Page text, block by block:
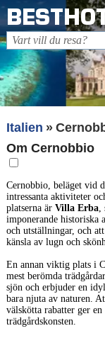
Italien
Om Cernobbio
Cernobbio, beläget vid
intressanta aktiviteter
platserna är Villa Erba,
imponerande historiska
och utställningar, och
känsla av lugn och
En annan viktig plats i
mest berömda
sjön och erbjuder en
bara njuta av naturen.
välskötta rabatter ger
trädgårdskonsten.